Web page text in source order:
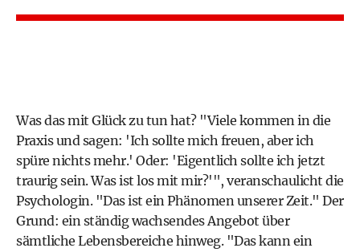
Was das mit Glück zu tun hat? "Viele kommen in die
Praxis und sagen: 'Ich sollte mich freuen, aber ich
spüre nichts mehr.' Oder: 'Eigentlich sollte ich jetzt
traurig sein. Was ist los mit mir?'", veranschaulicht die
Psychologin. "Das ist ein Phänomen unserer Zeit." Der
Grund: ein ständig wachsendes Angebot über
sämtliche Lebensbereiche hinweg. "Das kann ein